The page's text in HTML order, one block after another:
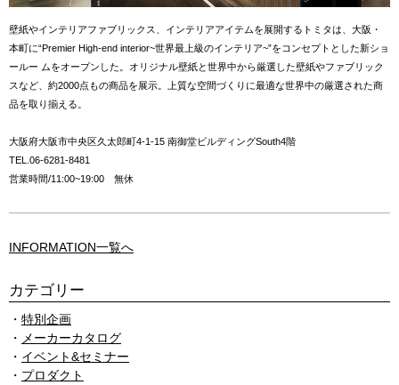
壁紙やインテリアファブリックス、インテリアアイテムを展開するトミタは、大阪・
本町に“Premier High-end interior~世界最上級のインテリア~”をコンセプトとした新ショ
ールー ムをオープンした。オリジナル壁紙と世界中から厳選した壁紙やファブリック
スなど、約2000点もの商品を展示。上質な空間づくりに最適な世界中の厳選された商
品を取り揃える。
大阪府大阪市中央区久太郎町4-1-15 南御堂ビルディングSouth4階
TEL.06-6281-8481
営業時間/11:00~19:00 無休
INFORMATION一覧へ
カテゴリー
特別企画
メーカーカタログ
イベント&セミナー
プロダクト